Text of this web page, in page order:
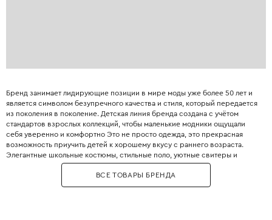
Бренд занимает лидирующие позиции в мире моды уже более 50 лет и
является символом безупречного качества и стиля, который передается
из поколения в поколение. Детская линия бренда создана с учётом
стандартов взрослых коллекций, чтобы маленькие модники ощущали
себя уверенно и комфортно Это не просто одежда, это прекрасная
возможность приучить детей к хорошему вкусу с раннего возраста.
Элегантные школьные костюмы, стильные поло, уютные свитеры и
практичные пуховики. Каждая деталь одежды Boss продумана до
мелочей, чтобы обеспечить не только стильный внешний вид, но и
максимальный комфорт.
ВСЕ ТОВАРЫ БРЕНДА